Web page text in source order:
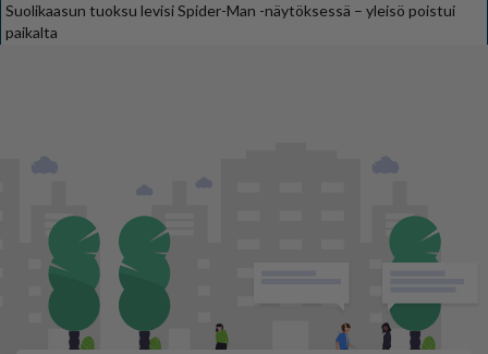
Suolikaasun tuoksu levisi Spider-Man -näytöksessä – yleisö poistui
paikalta